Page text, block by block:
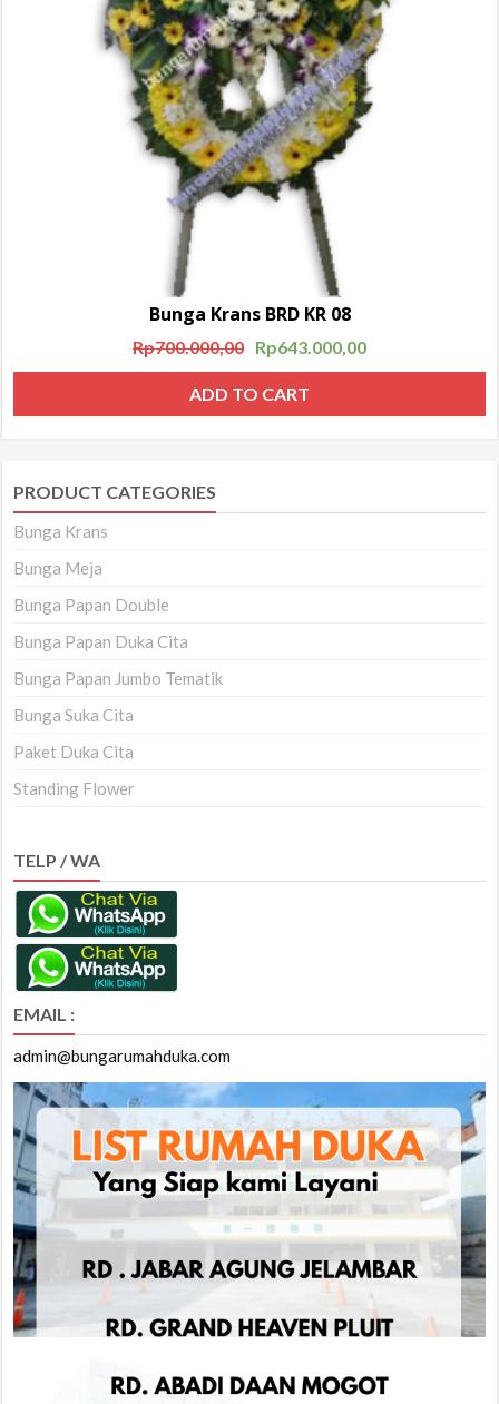
Bunga Krans BRD KR 08
Rp700.000,00 Rp643.000,00
ADD TO CART
PRODUCT CATEGORIES
Bunga Krans
Bunga Meja
Bunga Papan Double
Bunga Papan Duka Cita
Bunga Papan Jumbo Tematik
Bunga Suka Cita
Paket Duka Cita
Standing Flower
TELP / WA
EMAIL :
admin@bungarumahduka.com